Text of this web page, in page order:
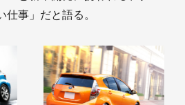
仕事」だと語る。